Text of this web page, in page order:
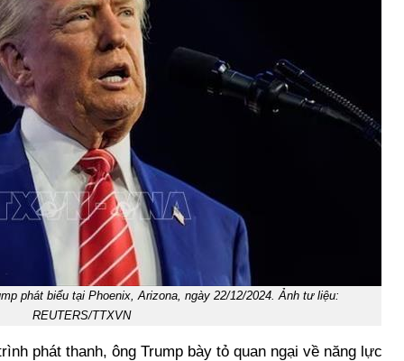
phát biểu tại Phoenix, Arizona, ngày 22/12/2024. Ảnh tư liệu:
REUTERS/TTXVN
phát thanh, ông Trump bày tỏ quan ngại về năng lực